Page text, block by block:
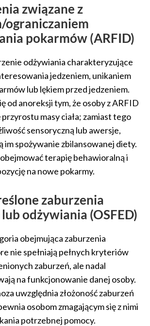
związane z
ograniczaniem
pokarmów (ARFID)
odżywiania charakteryzujące
jedzeniem, unikaniem
lub lękiem przed jedzeniem.
od anoreksji tym, że osoby z ARFID
masy ciała; zamiast tego
sensoryczną lub awersje,
im spożywanie zbilansowanej diety.
terapię behawioralną i
na nowe pokarmy.
zaburzenia
odżywiania (OSFED)
obejmująca zaburzenia
nie spełniają pełnych kryteriów
zaburzeń, ale nadal
na funkcjonowanie danej osoby.
uwzględnia złożoność zaburzeń
osobom zmagającym się z nimi
potrzebnej pomocy.